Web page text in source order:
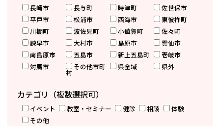
長崎市 長与町 時津町
佐世保市
平戸市
松浦市 西海市
東彼杵町
川棚町
波佐見町 小値賀町
佐々町
諫早市
大村市 島原市
雲仙市
南島原市
五島市 新上五島町
壱岐市
対馬市
その他市町
村
県全域 県外
カテゴリ（複数選択可）
イベント 教室・セミナー 健診 相談
体験
その他